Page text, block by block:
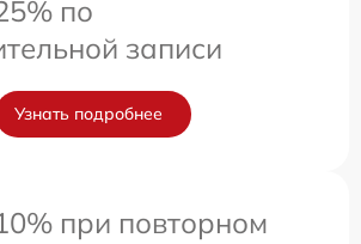
по
записи
Узнать подробнее
при повторном